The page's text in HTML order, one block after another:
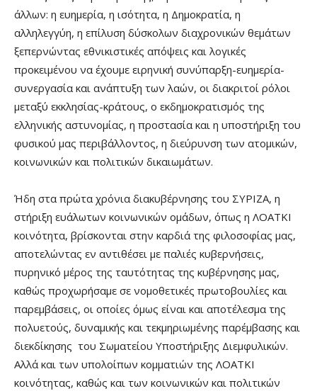
άλλων: η ευημερία, η ισότητα, η Δημοκρατία, η
αλληλεγγύη, η επίλυση δύσκολων διαχρονικών θεμάτων
ξεπερνώντας εθνικιστικές απόψεις και λογικές
προκειμένου να έχουμε ειρηνική συνύπαρξη-ευημερία-
συνεργασία και ανάπτυξη των λαών, οι διακριτοί ρόλοι
μεταξύ εκκλησίας-κράτους, ο εκδημοκρατισμός της
ελληνικής αστυνομίας, η προστασία και η υποστήριξη του
φυσικού μας περιβάλλοντος, η διεύρυνση των ατομικών,
κοινωνικών και πολιτικών δικαιωμάτων.
Ήδη στα πρώτα χρόνια διακυβέρνησης του ΣΥΡΙΖΑ, η
στήριξη ευάλωτων κοινωνικών ομάδων, όπως η ΛΟΑΤΚΙ
κοινότητα, βρίσκονται στην καρδιά της φιλοσοφίας μας,
αποτελώντας εν αντιθέσει με παλιές κυβερνήσεις,
πυρηνικό μέρος της ταυτότητας της κυβέρνησης μας,
καθώς προχωρήσαμε σε νομοθετικές πρωτοβουλίες και
παρεμβάσεις, οι οποίες όμως είναι και αποτέλεσμα της
πολυετούς, δυναμικής και τεκμηριωμένης παρέμβασης και
διεκδίκησης του Σωματείου Υποστήριξης Διεμφυλικών.
Αλλά και των υπολοίπων κομματιών της ΛΟΑΤΚΙ
κοινότητας, καθώς και των κοινωνικών και πολιτικών